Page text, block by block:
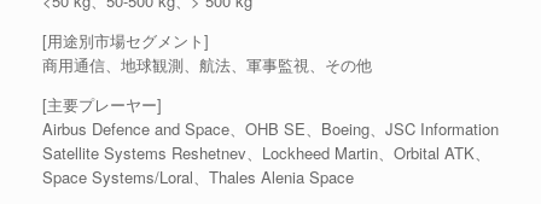
[用途別市場セグメント]
商用通信、地球観測、航法、軍事監視、その他
[主要プレーヤー]
Airbus Defence and Space、OHB SE、Boeing、JSC Information
Satellite Systems Reshetnev、Lockheed Martin、Orbital ATK、
Space Systems/Loral、Thales Alenia Space